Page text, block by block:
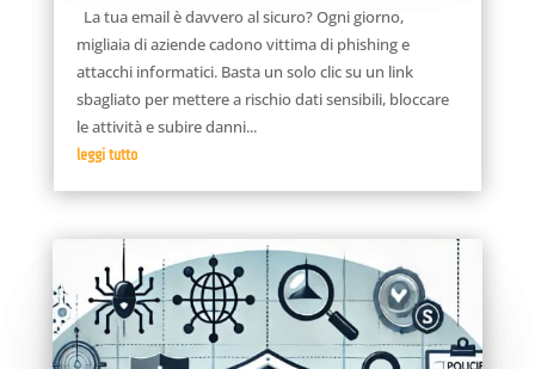
La tua email è davvero al sicuro? Ogni giorno,
migliaia di aziende cadono vittima di phishing e
attacchi informatici. Basta un solo clic su un link
sbagliato per mettere a rischio dati sensibili, bloccare
le attività e subire danni...
leggi tutto